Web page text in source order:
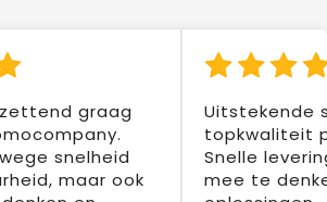
graag
snelheid
maar ook
Uitstekende
topkwaliteit
Snelle
mee te